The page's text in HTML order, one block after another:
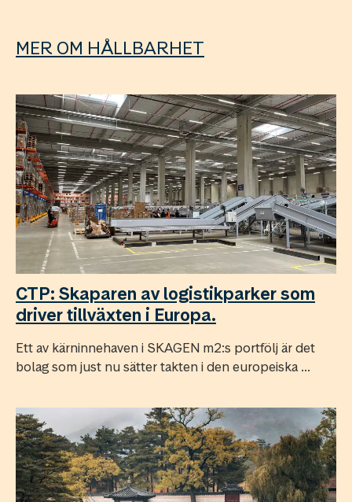
MER OM HÅLLBARHET
CTP: Skaparen av logistikparker som
driver tillväxten i Europa.
Ett av kärninnehaven i SKAGEN m2:s portfölj är det
bolag som just nu sätter takten i den europeiska ...